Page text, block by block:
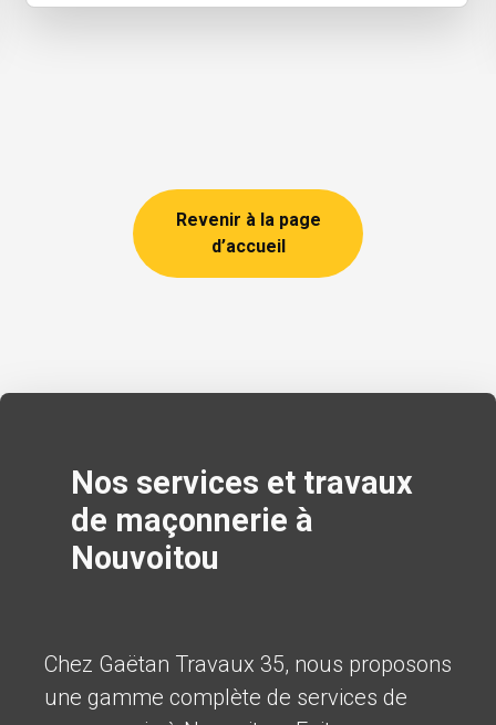
Revenir à la page
d’accueil
Nos services et travaux
de maçonnerie à
Nouvoitou
Chez Gaëtan Travaux 35, nous proposons
une gamme complète de services de